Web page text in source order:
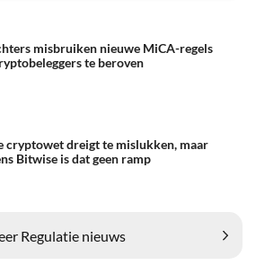
misbruiken nieuwe MiCA-regels
te beroven
cryptowet dreigt te mislukken, maar
Bitwise is dat geen ramp
Regulatie nieuws